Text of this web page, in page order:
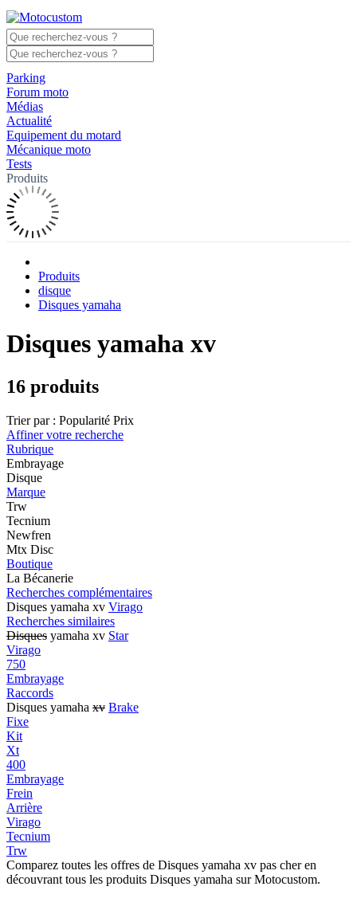
Parking
Forum moto
Médias
Actualité
Equipement du motard
Mécanique moto
Tests
Produits
Produits
disque
Disques yamaha
Disques yamaha xv
16 produits
Trier par : Popularité Prix
Affiner votre recherche
Rubrique
Embrayage
Disque
Marque
Trw
Tecnium
Newfren
Mtx Disc
Boutique
La Bécanerie
Recherches complémentaires
Disques yamaha xv Virago
Recherches similaires
Disques yamaha xv Star
Virago
750
Embrayage
Raccords
Disques yamaha xv Brake
Fixe
Kit
Xt
400
Embrayage
Frein
Arrière
Virago
Tecnium
Trw
Comparez toutes les offres de Disques yamaha xv pas cher en
découvrant tous les produits Disques yamaha sur Motocustom.